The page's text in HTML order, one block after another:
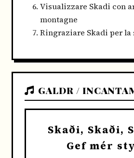
Visualizzare Skadi con
montagne
Ringraziare Skadi per la
GALDR /
Skaði, Skaði,
Gef mér